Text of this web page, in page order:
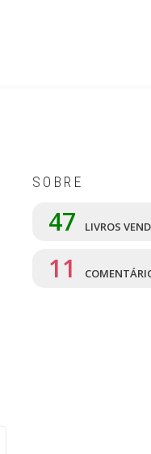
SOBRE
47 LIVROS
11